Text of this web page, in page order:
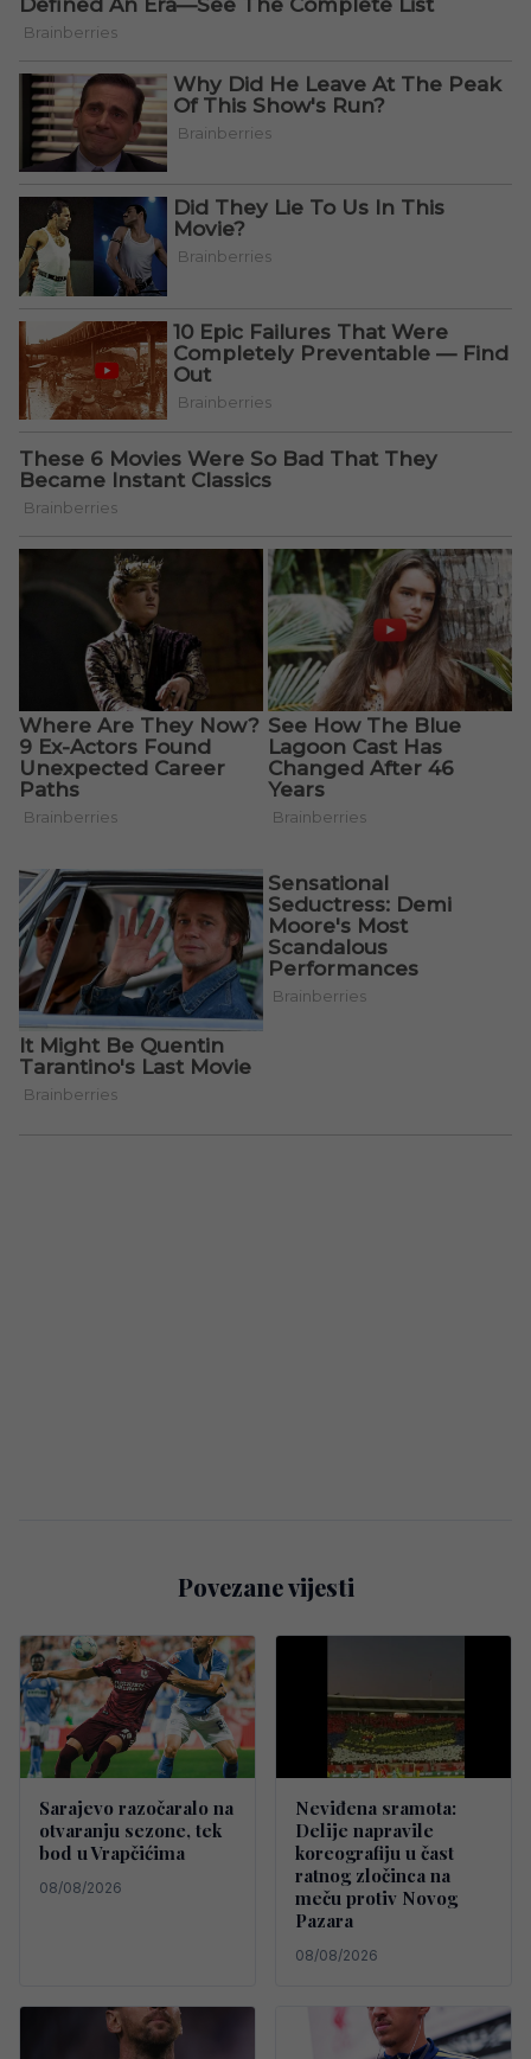
Povezane vijesti
Sarajevo razočaralo na
otvaranju sezone, tek
bod u Vrapčićima
08/08/2026
Neviđena sramota:
Delije napravile
koreografiju u čast
ratnog zločinca na
meču protiv Novog
Pazara
08/08/2026